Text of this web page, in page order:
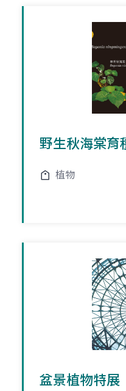
野生秋海棠育
植物
盆景植物特展